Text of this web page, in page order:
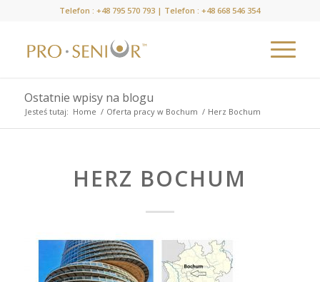
Telefon :+48 795 570 793 | Telefon :+48 668 546 354
Ostatnie wpisy na blogu
Jesteś tutaj: Home / Oferta pracy w Bochum / Herz Bochum
HERZ BOCHUM